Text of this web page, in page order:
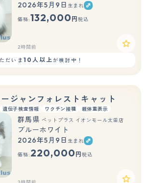
もっと見る
2026年5月9日 生まれ
価格:132,000 円 税込
2時間前
ただいま 10人以上が検討中！
ジャンフォレストキャット
遺伝子検査情報 ワクチン接種 親体重表示
もっと見る
群馬県 ペットプラス イオンモール太田店
ブルーホワイト
2026年5月9日 生まれ
価格: 220,000 円 税込